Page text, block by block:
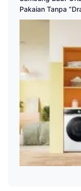
Pakaian Tanpa